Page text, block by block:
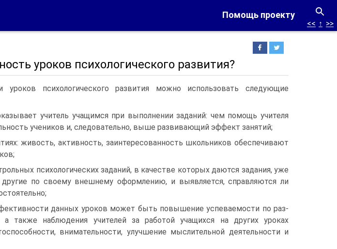
Помощь проекту
<< ↑ >>
уроков психологического развития?
психологического развития можно использовать следующие
учитель уча­щимся при выполнении заданий: чем помощь учи­теля
учени­ков и, следовательно, выше развивающий эффект занятий;
живость, актив­ность, заинтересованность школьников обеспечи­вают
психологи­ческих заданий, в качестве которых даются зада­ния, уже
по своему внешнему оформлению, и выявляется, справляются ли
данных уро­ков может быть повышение успеваемости по раз­
также наблюдения учителей за работой учащихся на других уроках
внима­тельности, улучшение мыслительной деятельности и